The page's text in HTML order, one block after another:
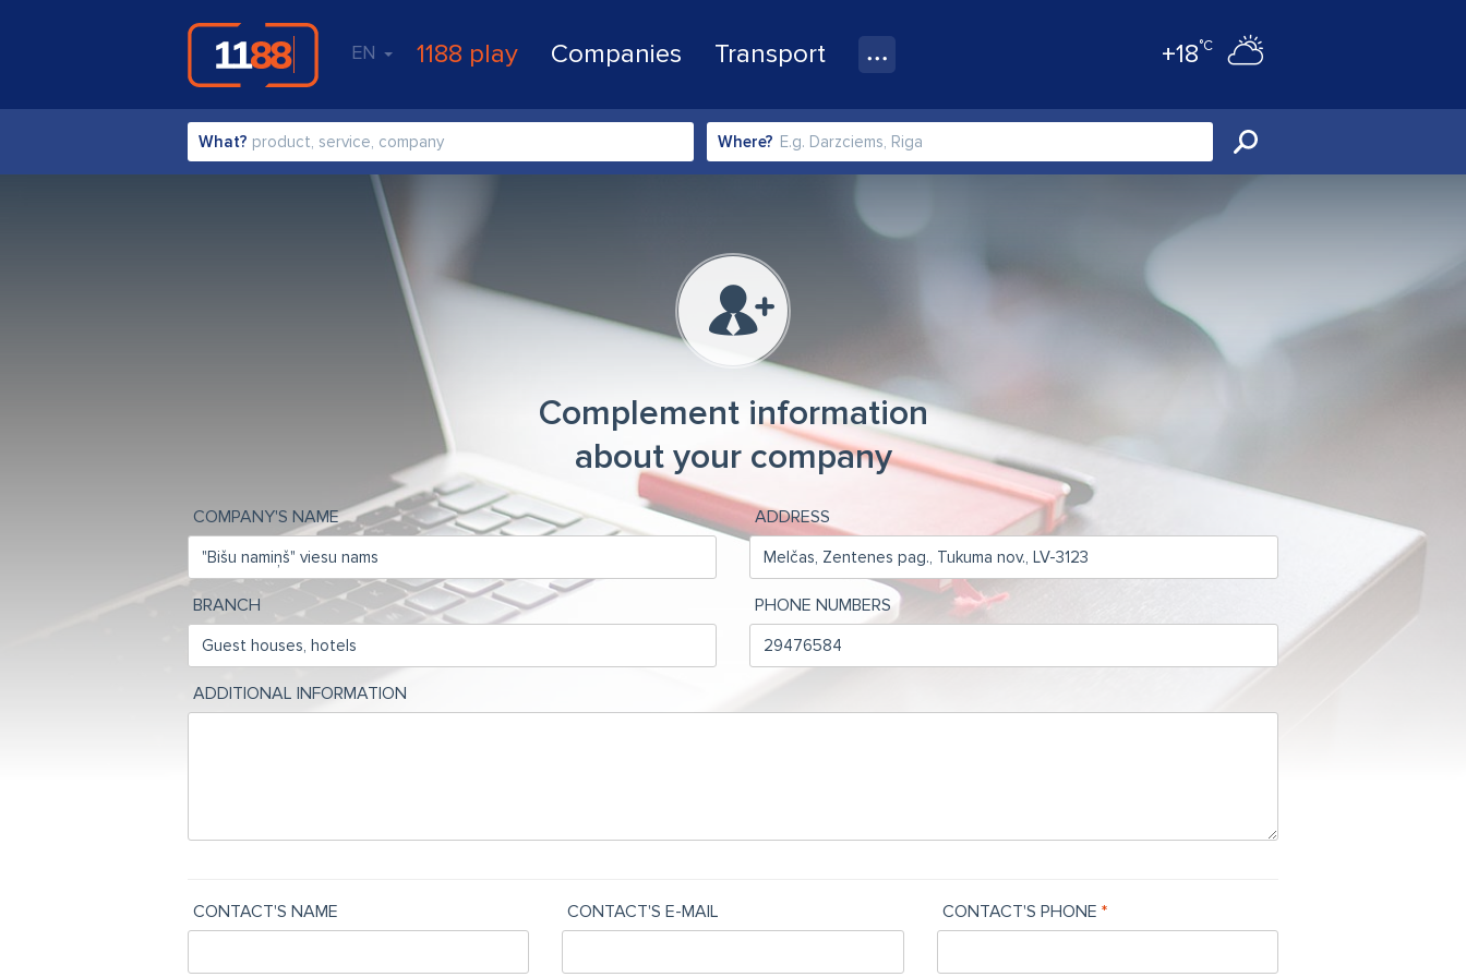
EN 1188 play Companies Transport +18°C
What? Where?
Complement information
about your company
COMPANY'S NAME ADDRESS
BRANCH PHONE NUMBERS
ADDITIONAL INFORMATION
CONTACT'S NAME CONTACT'S E-MAIL CONTACT'S PHONE